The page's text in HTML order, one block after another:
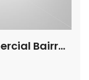
Vendo Excelente Prédio Comercial Bairro Guajuviras